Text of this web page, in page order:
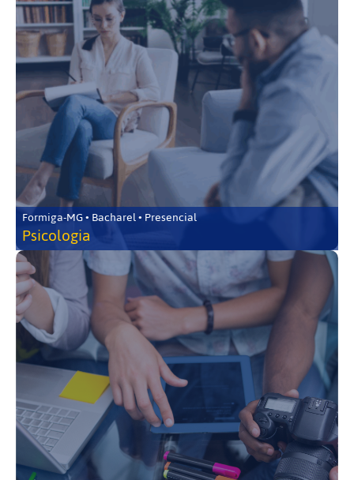
Formiga-MG • Bacharel • Presencial
Psicologia